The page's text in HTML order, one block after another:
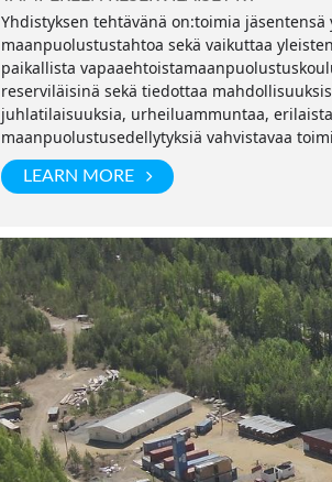
Yhdistyksen tehtävänä on:toimia
maanpuolustustahtoa sekä vaikuttaa
paikallista
reserviläisinä sekä tiedottaa
juhlatilaisuuksia, urheiluammuntaa,
maanpuolustusedellytyksiä vahvistavaa
LEARN MORE